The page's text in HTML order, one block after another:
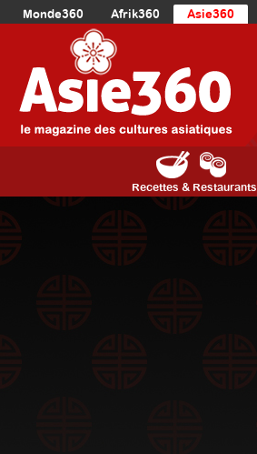
Monde360 Afrik360 Asie360
Europe360
Océanie360
Recettes & Restaurants